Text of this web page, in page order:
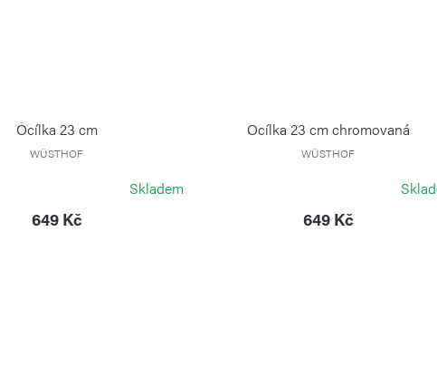
Ocílka 23 cm
WÜSTHOF
Skladem
649 Kč
Ocílka 23 cm chromovaná
WÜSTHOF
649 Kč